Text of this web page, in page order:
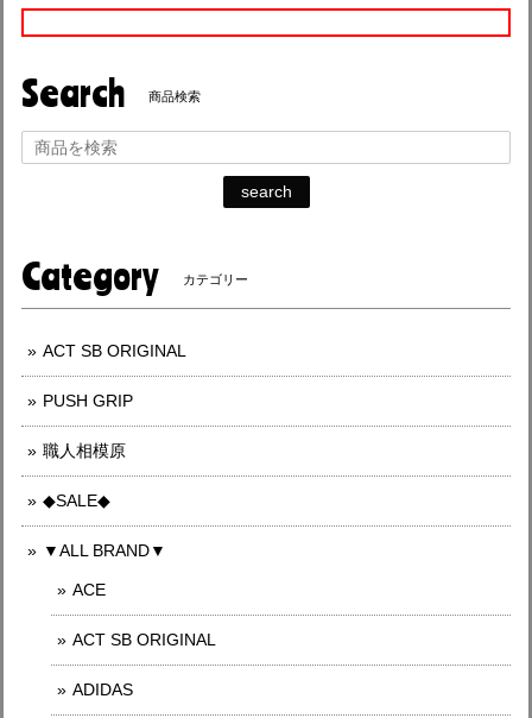
Search 商品検索
search
Category カテゴリー
ACT SB ORIGINAL
PUSH GRIP
職人相模原
◆SALE◆
▼ALL BRAND▼
ACE
ACT SB ORIGINAL
ADIDAS